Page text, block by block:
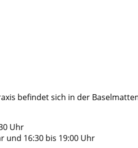
befindet sich in der
Uhr
und 16:30 bis 19:00 Uhr